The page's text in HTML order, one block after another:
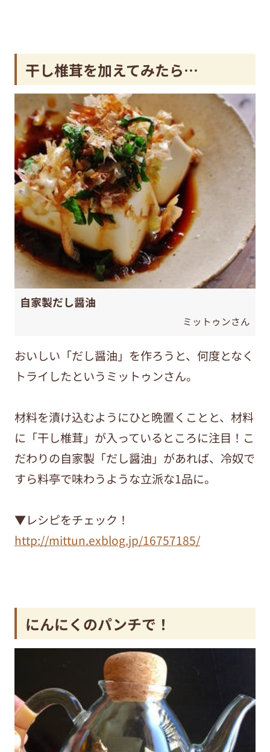
干し椎茸を加えてみたら…
自家製だし醤油
ミットゥンさん
おいしい「だし醤油」を作ろうと、何度となく
トライしたというミットゥンさん。
材料を漬け込むようにひと晩置くことと、材料
に「干し椎茸」が入っているところに注目！こ
だわりの自家製「だし醤油」があれば、冷奴で
すら料亭で味わうような立派な1品に。
▼レシピをチェック！
http://mittun.exblog.jp/16757185/
にんにくのパンチで！